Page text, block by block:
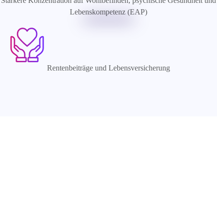
Lebenskompetenz (EAP)
Rentenbeiträge und Lebensversicherung